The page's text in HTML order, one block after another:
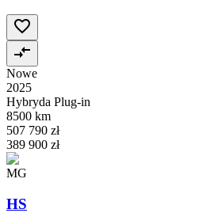
Nowe
2025
Hybryda Plug-in
8500 km
507 790 zł
389 900 zł
MG
HS